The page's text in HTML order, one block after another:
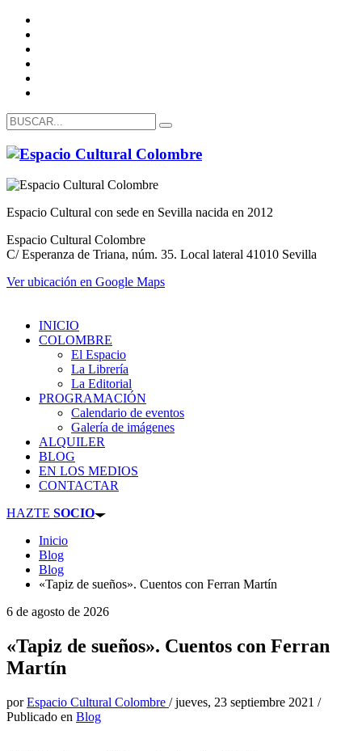
Espacio Cultural con sede en Sevilla nacida en 2012
Espacio Cultural Colombre
C/ Esperanza de Triana, núm. 35. Local lateral 41010 Sevilla
Ver ubicación en Google Maps
INICIO
COLOMBRE
El Espacio
La Librería
La Editorial
PROGRAMACIÓN
Calendario de eventos
Galería de imágenes
ALQUILER
BLOG
EN LOS MEDIOS
CONTACTAR
HAZTE SOCIO
Inicio
Blog
Blog
«Tapiz de sueños». Cuentos con Ferran Martín
6 de agosto de 2026
«Tapiz de sueños». Cuentos con Ferran
Martín
porEspacio Cultural Colombre /jueves, 23 septiembre 2021 /
Publicado en Blog